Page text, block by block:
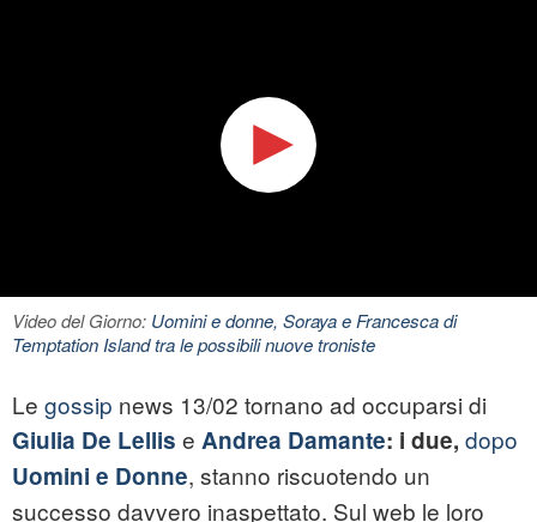
Video del Giorno: Uomini e donne, Soraya e Francesca di
Temptation Island tra le possibili nuove troniste
Le gossip news 13/02 tornano ad occuparsi di
Giulia De Lellis e Andrea Damante: i due, dopo
Uomini e Donne, stanno riscuotendo un
successo davvero inaspettato. Sul web le loro